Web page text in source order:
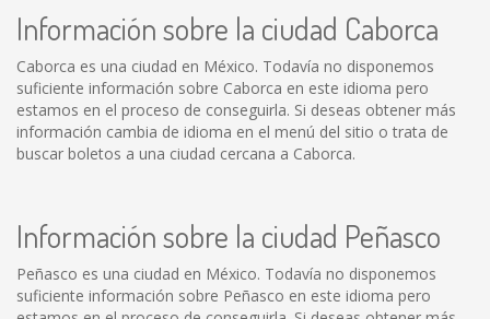
Información sobre la ciudad Caborca
Caborca es una ciudad en México. Todavía no disponemos
suficiente información sobre Caborca en este idioma pero
estamos en el proceso de conseguirla. Si deseas obtener más
información cambia de idioma en el menú del sitio o trata de
buscar boletos a una ciudad cercana a Caborca.
Información sobre la ciudad Peñasco
Peñasco es una ciudad en México. Todavía no disponemos
suficiente información sobre Peñasco en este idioma pero